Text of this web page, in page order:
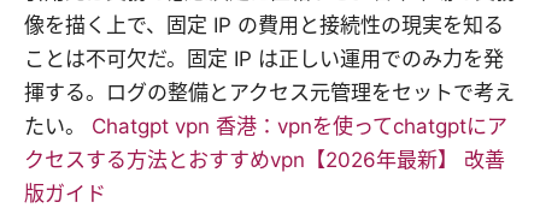
像を描く上で、固定 IP の費用と接続性の現実を知る
ことは不可欠だ。固定 IP は正しい運用でのみ力を発
揮する。ログの整備とアクセス元管理をセットで考え
たい。 Chatgpt vpn 香港：vpnを使ってchatgptにア
クセスする方法とおすすめvpn【2026年最新】 改善
版ガイド